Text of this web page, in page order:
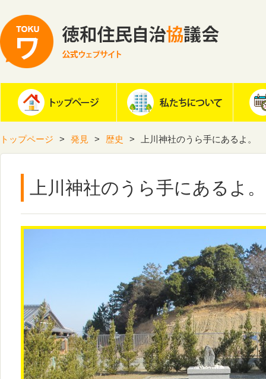
トップページ 発見 歴史 上川神社のうら手にあるよ。
上川神社のうら手にあるよ。